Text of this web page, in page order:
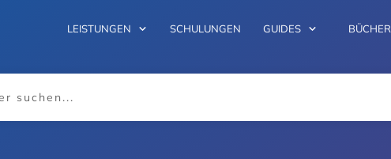
LEISTUNGEN SCHULUNGEN GUIDES BÜCHER